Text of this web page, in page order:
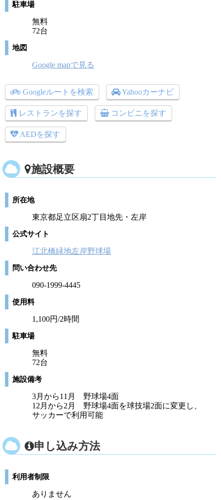
駐車場
無料
72台
地図
Google mapで見る
Googleルートを検索 Yahooカーナビ
レストランを探す コンビニを探す
AEDを探す
施設概要
所在地
東京都足立区扇2丁目地先・左岸
公式サイト
江北橋緑地左岸野球場
問い合わせ先
090-1999-4445
使用料
1,100円/2時間
駐車場
無料
72台
施設備考
3月から11月 野球場4面
12月から2月 野球場4面を球技場2面に変更し、
サッカーで利用可能
申し込み方法
利用者制限
ありません